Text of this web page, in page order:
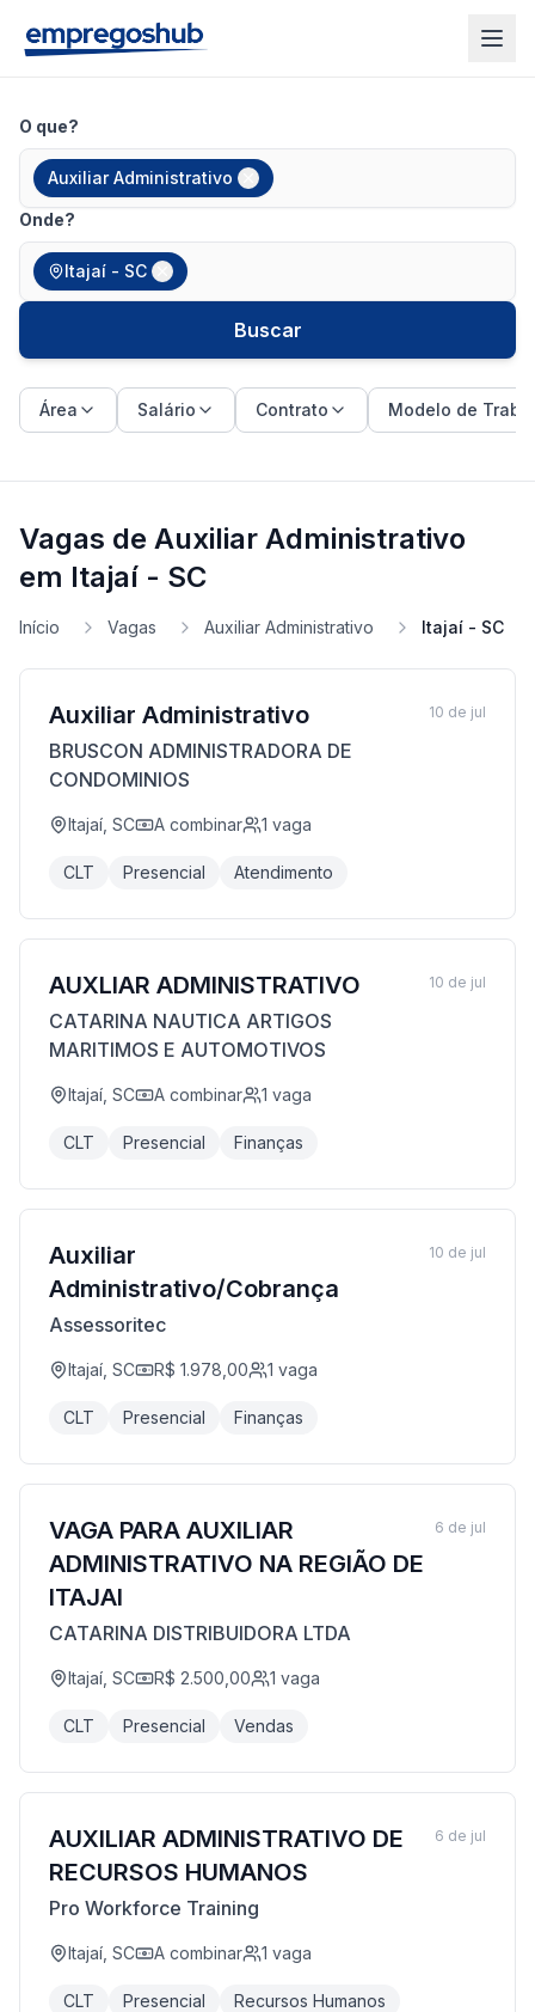
O que?
Auxiliar Administrativo
Onde?
Itajaí - SC
Buscar
Área Salário Contrato Modelo de
Vagas de Auxiliar Administrativo
em Itajaí - SC
Início Vagas Auxiliar Administrativo Itajaí - SC
Auxiliar Administrativo
BRUSCON ADMINISTRADORA DE
CONDOMINIOS
Itajaí, SC A combinar 1 vaga
CLT Presencial Atendimento
10 de jul
AUXLIAR ADMINISTRATIVO
CATARINA NAUTICA ARTIGOS
MARITIMOS E AUTOMOTIVOS
Itajaí, SC A combinar 1 vaga
CLT Presencial Finanças
10 de jul
Auxiliar
Administrativo/Cobrança
Assessoritec
Itajaí, SC R$ 1.978,00 1 vaga
CLT Presencial Finanças
10 de jul
VAGA PARA AUXILIAR
ADMINISTRATIVO NA REGIÃO DE
ITAJAI
CATARINA DISTRIBUIDORA LTDA
Itajaí, SC R$ 2.500,00 1 vaga
CLT Presencial Vendas
6 de jul
AUXILIAR ADMINISTRATIVO DE
RECURSOS HUMANOS
Pro Workforce Training
Itajaí, SC A combinar 1 vaga
CLT Presencial Recursos Humanos
6 de jul